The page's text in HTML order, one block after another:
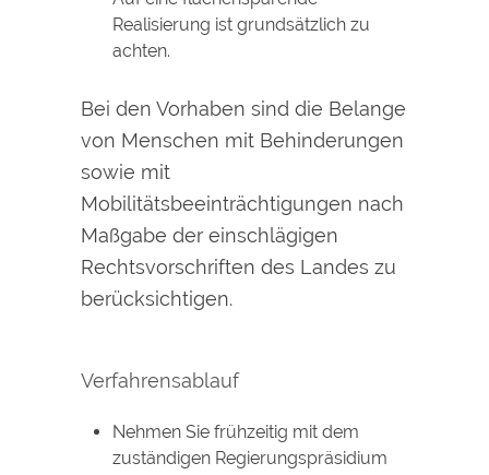
Realisierung ist grundsätzlich zu
achten.
Bei den Vorhaben sind die Belange
von Menschen mit Behinderungen
sowie mit
Mobilitätsbeeinträchtigungen nach
Maßgabe der einschlägigen
Rechtsvorschriften des Landes zu
berücksichtigen.
Verfahrensablauf
Nehmen Sie frühzeitig mit dem
zuständigen Regierungspräsidium